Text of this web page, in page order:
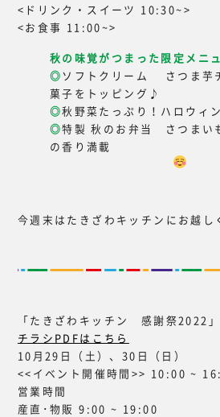
<ドリンク・スイーツ 10:30~>
<お食事 11:00~>
秋の味覚がつまった限定メニ
◎ソフトクリーム さつま芋
菓子をトッピング♪
◎秋野菜たっぷり！ハロウィ
◎特製 秋のお弁当 さつまい
の香り満載
今週末はたきざわキッチンにお越し
「たきざわキッチン 感謝祭2022」
チラシPDFはこちら
10月29日（土）、30日（日）
<<イベント開催時間>> 10:00 ~
営業時間
産直･物販 9:00 ~ 19:00